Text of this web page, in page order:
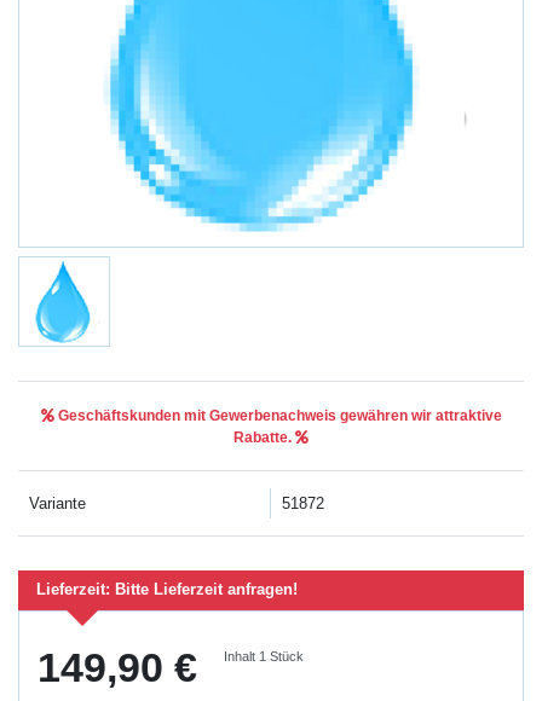
Geschäftskunden mit Gewerbenachweis gewähren wir attraktive
Rabatte.
Variante 51872
Lieferzeit: Bitte Lieferzeit anfragen!
149,90 € Inhalt 1Stück